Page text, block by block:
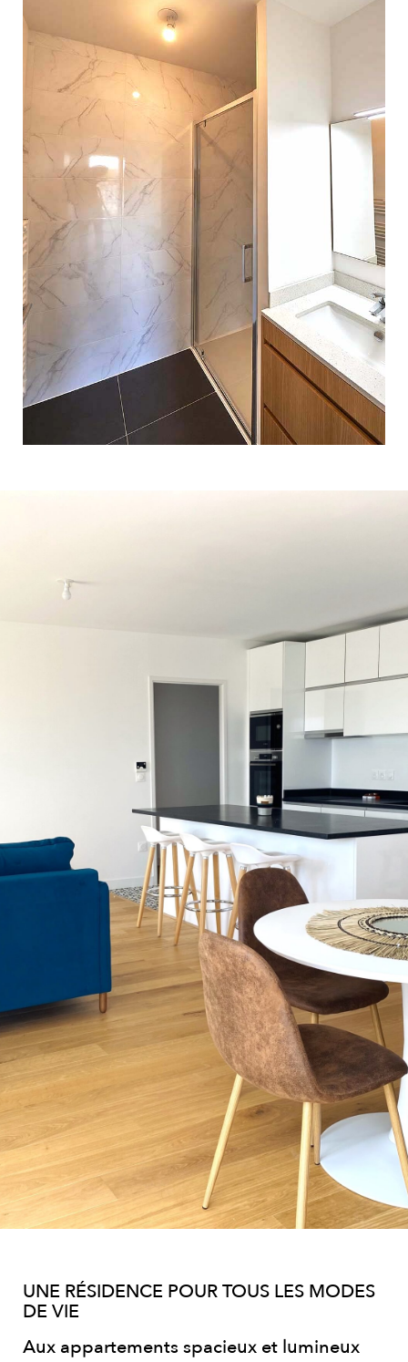
UNE RÉSIDENCE POUR TOUS LES MODES
DE VIE
Aux appartements spacieux et lumineux